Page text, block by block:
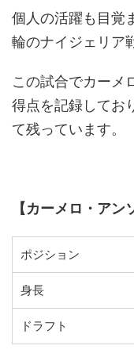
個人の活躍も目覚
輪のナイジェリア
この試合でカーメ
得点を記録してお
て残っています。
【カーメロ・アン
ポジション
身長
ドラフト